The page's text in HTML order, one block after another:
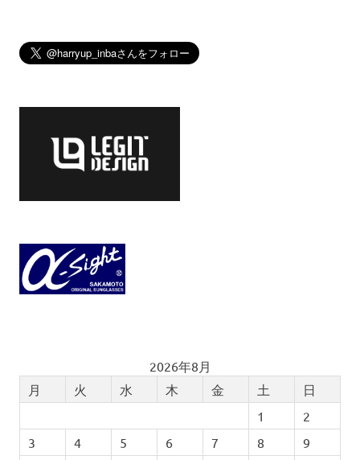
2026年8月
月
火 水 木 金 土
日
1
2
3
4 5 6 7 8
9